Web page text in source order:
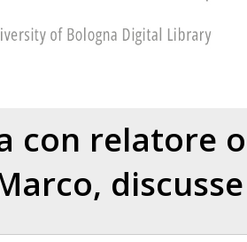
con relatore
,